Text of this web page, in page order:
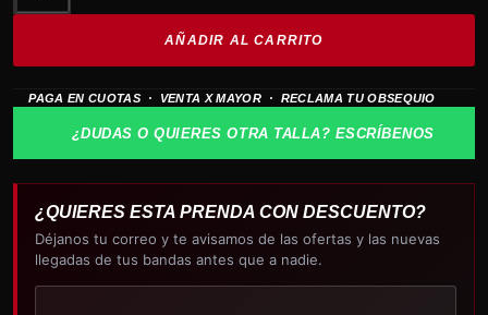
All
cantidad
AÑADIR AL CARRITO
PAGA EN CUOTAS · VENTA X MAYOR · RECLAMA TU OBSEQUIO
¿DUDAS O QUIERES OTRA TALLA? ESCRÍBENOS
¿QUIERES ESTA PRENDA CON DESCUENTO?
Déjanos tu correo y te avisamos de las ofertas y las nuevas
llegadas de tus bandas antes que a nadie.